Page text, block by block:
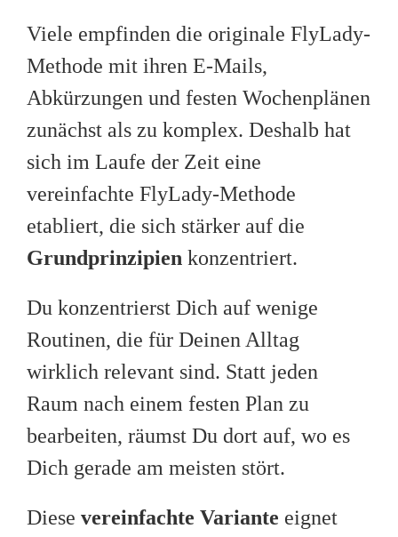
Viele empfinden die originale FlyLady-
Methode mit ihren E-Mails,
Abkürzungen und festen Wochenplänen
zunächst als zu komplex. Deshalb hat
sich im Laufe der Zeit eine
vereinfachte FlyLady-Methode
etabliert, die sich stärker auf die
Grundprinzipien konzentriert.
Du konzentrierst Dich auf wenige
Routinen, die für Deinen Alltag
wirklich relevant sind. Statt jeden
Raum nach einem festen Plan zu
bearbeiten, räumst Du dort auf, wo es
Dich gerade am meisten stört.
Diese vereinfachte Variante eignet